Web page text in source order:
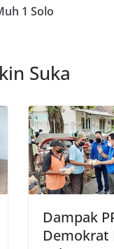
1 Solo
Suka
Dampak
Demokrat